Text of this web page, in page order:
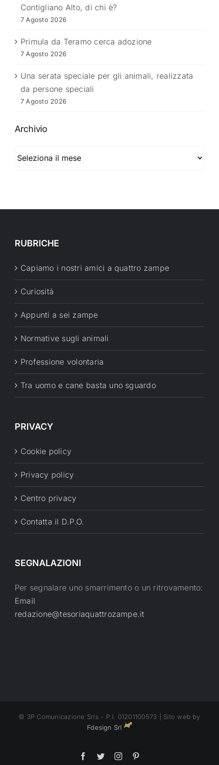
Contigliano Alto, di chi è?
7 Agosto 2026
Primula da Teramo cerca adozione
7 Agosto 2026
Una serata speciale per gli animali, realizzata
da persone speciali
7 Agosto 2026
Archivio
RUBRICHE
Capiamo i nostri amici a quattro zampe
Curiosità
Appunti a sei zampe
Normative sugli animali
Professione volontaria
Tra uomo e cane basta uno sguardo
PRIVACY
Cookie policy
Privacy policy
Centro privacy
Contatta il D.P.O.
SEGNALAZIONI
Per segnalare uno smarrimento o un ritrovamento:
Email
redazione@tesoriaquattrozampe.it
© 3P Comunicazione Srls - P.I. 01201100573 | Sito web by
Fdesign Srl
Facebook
TwitterInstagram